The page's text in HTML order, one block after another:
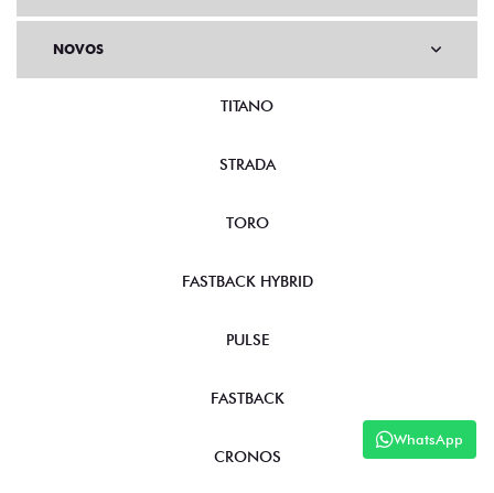
WhatsApp
NOVOS
TITANO
STRADA
TORO
FASTBACK HYBRID
PULSE
FASTBACK
CRONOS